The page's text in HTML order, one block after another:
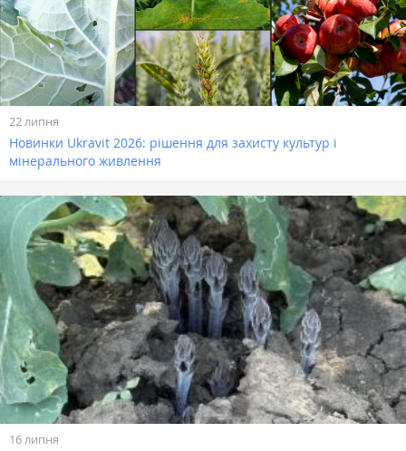
22 липня
Новинки Ukravit 2026: рішення для захисту культур і
мінерального живлення
16 липня